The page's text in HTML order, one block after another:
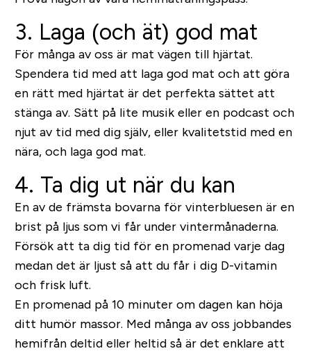
3. Laga (och ät) god mat
För många av oss är mat vägen till hjärtat.
Spendera tid med att laga god mat och att göra
en rätt med hjärtat är det perfekta sättet att
stänga av. Sätt på lite musik eller en podcast och
njut av tid med dig själv, eller kvalitetstid med en
nära, och laga god mat.
4. Ta dig ut när du kan
En av de främsta bovarna för vinterbluesen är en
brist på ljus som vi får under vintermånaderna.
Försök att ta dig tid för en promenad varje dag
medan det är ljust så att du får i dig D-vitamin
och frisk luft.
En promenad på 10 minuter om dagen kan höja
ditt humör massor. Med många av oss jobbandes
hemifrån deltid eller heltid så är det enklare att